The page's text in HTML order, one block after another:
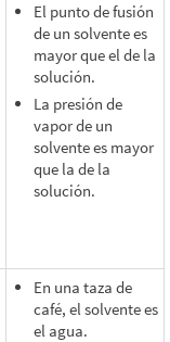
El punto de fusión
de un solvente es
mayor que el de la
solución.
La presión de
vapor de un
solvente es mayor
que la de la
solución.
En una taza de
café, el solvente es
el agua.